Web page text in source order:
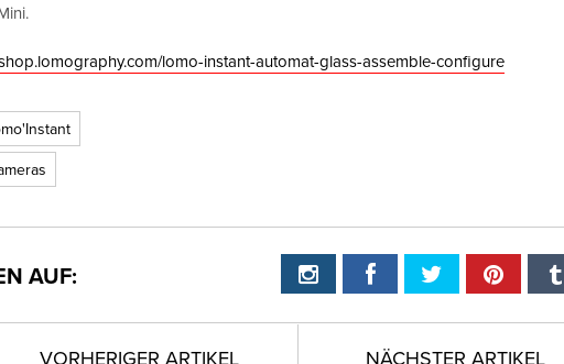
lomo-instant-automat-glass-assemble-configure
AUF:
VORHERIGER ARTIKEL NÄCHSTER ARTIKEL